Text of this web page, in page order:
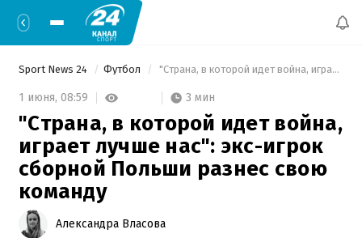
Sport News 24 Футбол "Страна, в которой идет война, играет лучше нас": экс-игрок сборной Польши разнес свою команду
1 июня, 08:59 3 мин
"Страна, в которой идет война,
играет лучше нас": экс-игрок
сборной Польши разнес свою
команду
Александра Власова